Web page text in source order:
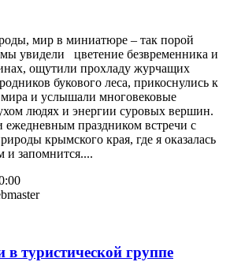
мир в миниатюре – так порой
увидели цветение безвременника и
ощутили прохладу журчащих
букового леса, прикоснулись к
мира и услышали многовековые
людях и энергии суровых вершин.
праздником встречи с
крымского края, где я оказалась
запомнится....
в туристической группе